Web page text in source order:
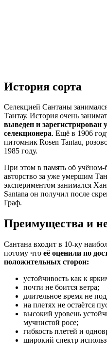
История сорта
Селекцией Сантаны
Тантау. История очень
выведен и зарегистрирован
селекционера. Ещё в 1906
питомник Rosen Tantau,
1985 году.
При этом в память об учёном-
авторство за уже умершим
экспериментом занимался
Santana он получил после
Граф.
Преимущества и
Сантана входит в 10-ку
потому что её оценили по
положительных сторон:
устойчивость как к
почти не боится ветра;
длительное время не
на плетях не остаётся
высокий уровень
мучнистой росе;
гибкость плетей и
широкий спектр